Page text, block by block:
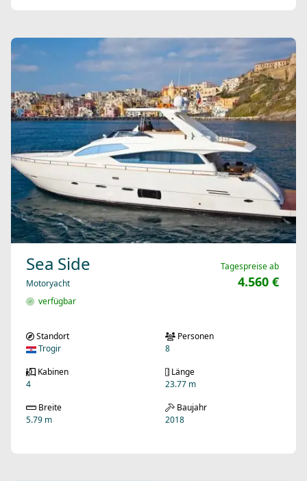
Sea Side
Motoryacht
verfügbar
Tagespreise ab
4.560 €
Standort
Trogir
Personen
8
Kabinen
4
Länge
23.77 m
Breite
5.79 m
Baujahr
2018